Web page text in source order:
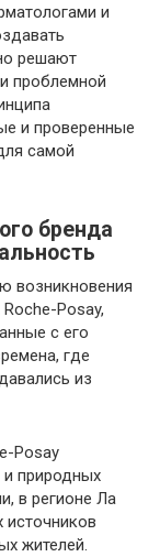
и
решают
проблемной
и проверенные
самой
бренда
возникновения
Posay,
с его
где
из
Posay
и природных
в регионе Ла
жителей.